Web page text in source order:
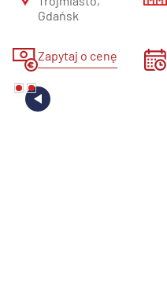
Gdańsk
Zapytaj o cenę